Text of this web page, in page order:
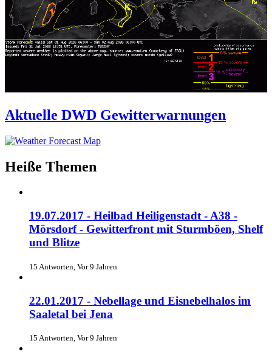
Aktuelle DWD Gewitterwarnungen
Heiße Themen
19.07.2017 - Heilbad Heiligenstadt - A38 -
Mörsdorf - Gewitterfront mit Sturmböen, Shelf
und Blitze
15 Antworten, Vor 9 Jahren
22.01.2017 - Nebellage und Eisnebelhalos im
Saaletal bei Jena
15 Antworten, Vor 9 Jahren